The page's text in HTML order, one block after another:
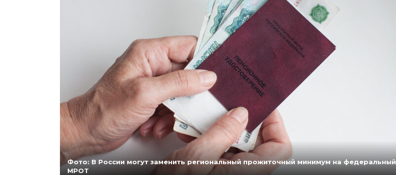
Фото: В России могут заменить региональный прожиточный минимум на федеральный
МРОТ